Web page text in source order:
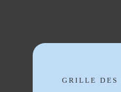
GRILLE DES